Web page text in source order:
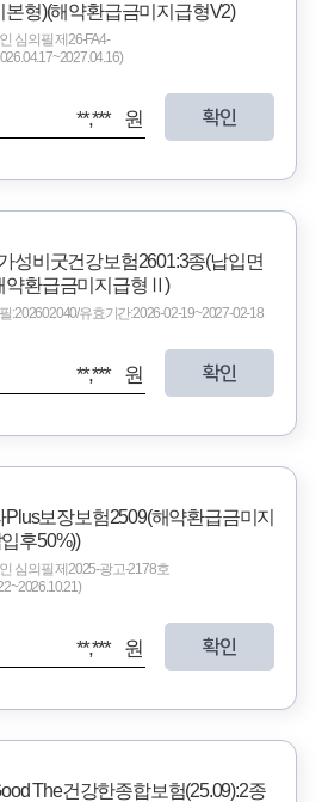
본형)(해약환급금미지급형V2)
심의필 제26-FA4-
**,*** 원 확인
성비굿건강보험2601:3종(납입면
약환급금미지급형Ⅱ)
:202602040/유효기간:2026-02-19~2027-02-18
**,*** 원 확인
Plus보장보험2509(해약환급금미지
후50%))
심의필 제2025-광고-2178호
**,*** 원 확인
The건강한종합보험(25.09):2종